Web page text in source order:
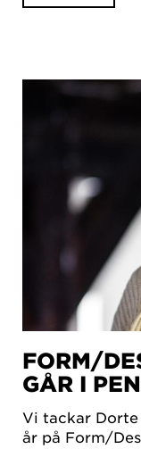
FORM/
GÅR I
Vi tackar Dorte
år på Form/